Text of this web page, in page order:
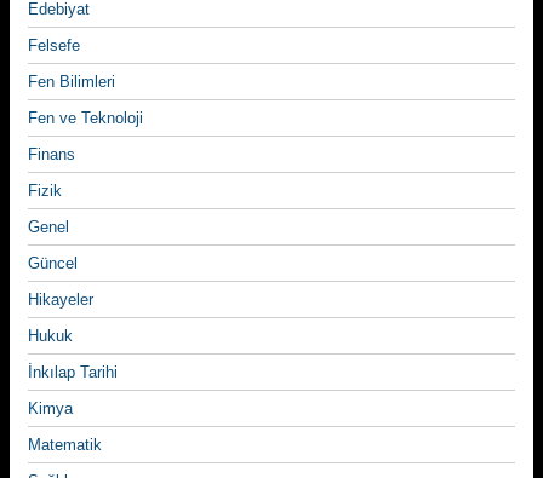
Edebiyat
Felsefe
Fen Bilimleri
Fen ve Teknoloji
Finans
Fizik
Genel
Güncel
Hikayeler
Hukuk
İnkılap Tarihi
Kimya
Matematik